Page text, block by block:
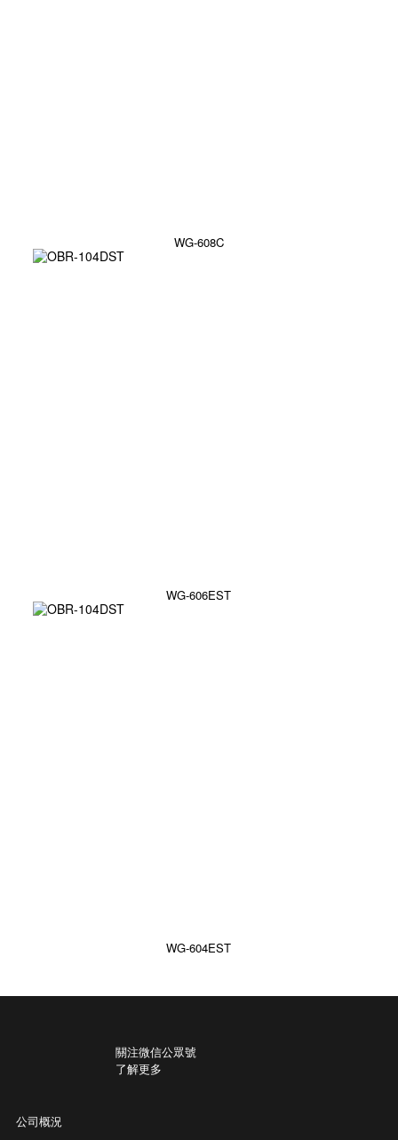
WG-608C
WG-606EST
WG-604EST
關注微信公眾號
了解更多
公司概況